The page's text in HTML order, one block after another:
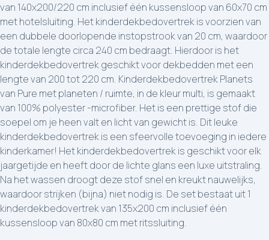
van 140x200/220 cm inclusief één kussensloop van 60x70 cm
met hotelsluiting. Het kinderdekbedovertrek is voorzien van
een dubbele doorlopende instopstrook van 20 cm, waardoor
de totale lengte circa 240 cm bedraagt. Hierdoor is het
kinderdekbedovertrek geschikt voor dekbedden met een
lengte van 200 tot 220 cm. Kinderdekbedovertrek Planets
van Pure met planeten / ruimte, in de kleur multi, is gemaakt
van 100% polyester -microfiber. Het is een prettige stof die
soepel om je heen valt en licht van gewicht is. Dit leuke
kinderdekbedovertrek is een sfeervolle toevoeging in iedere
kinderkamer! Het kinderdekbedovertrek is geschikt voor elk
jaargetijde en heeft door de lichte glans een luxe uitstraling.
Na het wassen droogt deze stof snel en kreukt nauwelijks,
waardoor strijken (bijna) niet nodig is. De set bestaat uit 1
kinderdekbedovertrek van 135x200 cm inclusief één
kussensloop van 80x80 cm met ritssluiting.